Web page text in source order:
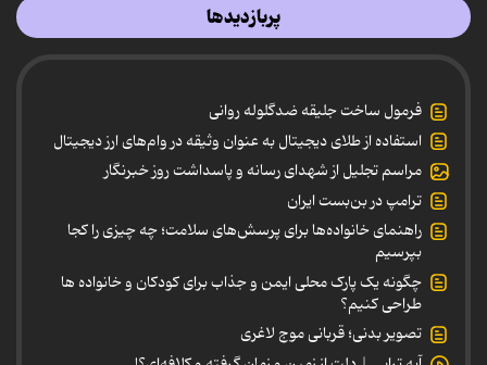
پربازدیدها
فرمول ساخت جلیقه ضدگلوله روانی
استفاده از طلای دیجیتال به عنوان وثیقه در وام‌های ارز دیجیتال
مراسم تجلیل از شهدای رسانه و پاسداشت روز خبرنگار
ترامپ در بن‌بست ایران
راهنمای خانواده‌ها برای پرسش‌های سلامت؛ چه چیزی را کجا
بپرسیم
چگونه یک پارک محلی ایمن و جذاب برای کودکان و خانواده ها
طراحی کنیم؟
تصویر بدنی؛ قربانی موج لاغری